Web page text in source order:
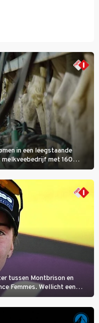
in een leegstaande
met 160
bij een Natura 2000-gebied
veeziekte.
tussen Montbrison en
Femmes. Wellicht een
de witte trui won.